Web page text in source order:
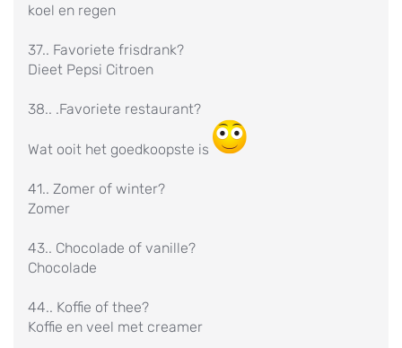
koel en regen
37.. Favoriete frisdrank?
Dieet Pepsi Citroen
38.. .Favoriete restaurant?
Wat ooit het goedkoopste is
41.. Zomer of winter?
Zomer
43.. Chocolade of vanille?
Chocolade
44.. Koffie of thee?
Koffie en veel met creamer